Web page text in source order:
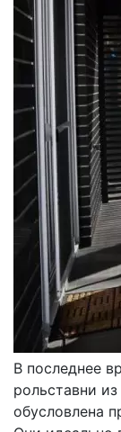
РОЛЬСТАВНИ
В последнее
рольставни
обусловлена